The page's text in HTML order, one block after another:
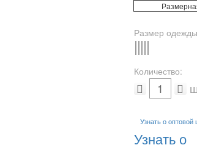
Размер
Количество:
Узнать о оптовой
Узнать о